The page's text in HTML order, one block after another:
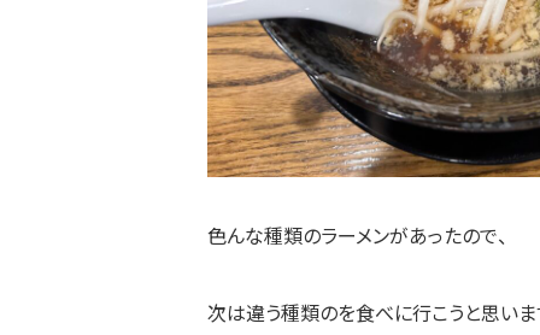
色んな種類のラーメンがあったので、
次は違う種類のを食べに行こうと思い